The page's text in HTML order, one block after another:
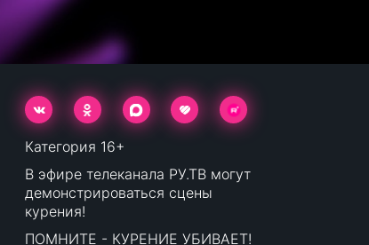
Категория 16+
В эфире телеканала РУ.ТВ могут
демонстрироваться сцены
курения!
ПОМНИТЕ - КУРЕНИЕ УБИВАЕТ!